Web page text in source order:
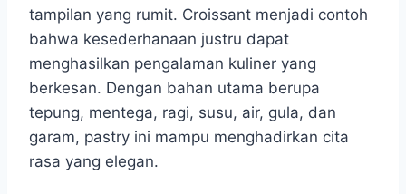
tampilan yang rumit. Croissant menjadi contoh
bahwa kesederhanaan justru dapat
menghasilkan pengalaman kuliner yang
berkesan. Dengan bahan utama berupa
tepung, mentega, ragi, susu, air, gula, dan
garam, pastry ini mampu menghadirkan cita
rasa yang elegan.